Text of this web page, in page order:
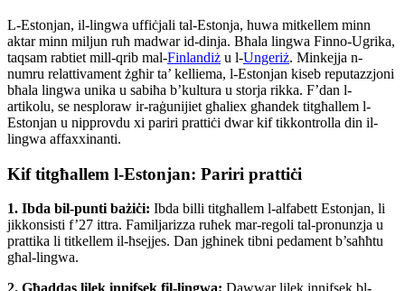
L-Estonjan, il-lingwa uffiċjali tal-Estonja, huwa mitkellem minn
aktar minn miljun ruħ madwar id-dinja. Bħala lingwa Finno-Ugrika,
taqsam rabtiet mill-qrib mal-Finlandiż u l-Ungeriż. Minkejja n-
numru relattivament żgħir ta’ kelliema, l-Estonjan kiseb reputazzjoni
bħala lingwa unika u sabiħa b’kultura u storja rikka. F’dan l-
artikolu, se nesploraw ir-raġunijiet għaliex għandek titgħallem l-
Estonjan u nipprovdu xi pariri prattiċi dwar kif tikkontrolla din il-
lingwa affaxxinanti.
Kif titgħallem l-Estonjan: Pariri prattiċi
1. Ibda bil-punti bażiċi: Ibda billi titgħallem l-alfabett Estonjan, li
jikkonsisti f’27 ittra. Familjarizza ruħek mar-regoli tal-pronunzja u
prattika li titkellem il-ħsejjes. Dan jgħinek tibni pedament b’saħħtu
għal-lingwa.